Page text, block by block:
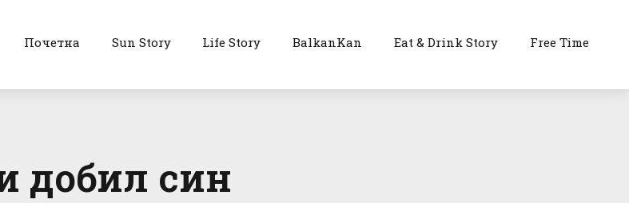
Почетна Sun Story Life Story BalkanKan Eat & Drink Story Free Time
добил син